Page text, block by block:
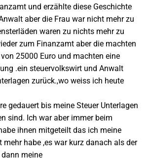
und erzählte diese Geschichte
aber die Frau war nicht mehr zu
waren zu nichts mehr zu
zum Finanzamt aber die machten
25000 Euro und machten eine
.ein steuervolkswirt und Anwalt
zurück.,wo weiss ich heute
gedauert bis meine Steuer Unterlagen
sind. Ich war aber immer beim
ihnen mitgeteilt das ich meine
mehr habe ,es war kurz danach als der
meine